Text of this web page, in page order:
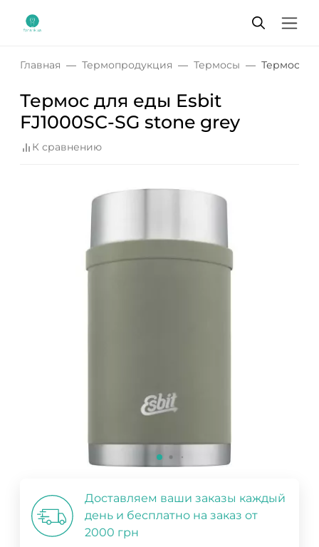
Главная Термопродукция Термосы Термос
Термос для еды Esbit
FJ1000SC-SG stone grey
К сравнению
Доставляем ваши заказы каждый
день и бесплатно на заказ от
2000 грн